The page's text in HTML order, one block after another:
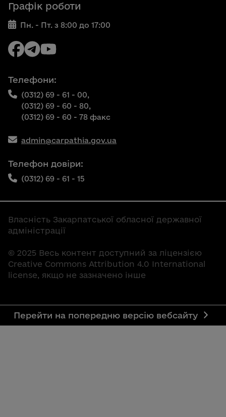
Графік роботи
Пн. - Пт. з 8:00 до 17:00
Телефони:
(0312) 69 - 61 - 00,
(0312) 69 - 60 - 80,
(0312) 69 - 60 - 78 факс
admin@carpathia.gov.ua
Телефон довіри:
(0312) 69 - 61 - 15
Власність Закарпатської обласної державної
адміністрації
© 2025 Весь контент доступний за ліцензією
Creative Commons Attribution 4.0 International
license, якщо не зазначено інше
Перейти на попередню версію вебсайту